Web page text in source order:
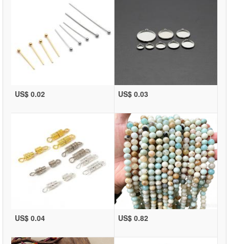
US$ 0.02 US$ 0.03
US$ 0.04 US$ 0.82